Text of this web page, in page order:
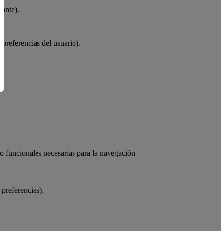
del usuario).
funcionales necesarias para la navegación